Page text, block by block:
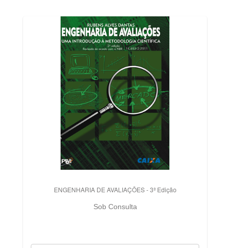
ENGENHARIA DE AVALIAÇÕES - 3ª Edição
Sob Consulta